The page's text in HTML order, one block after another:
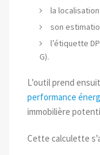
la
son
l’étiquette
G).
L’outil prend
performance
immobilière
Cette calculette